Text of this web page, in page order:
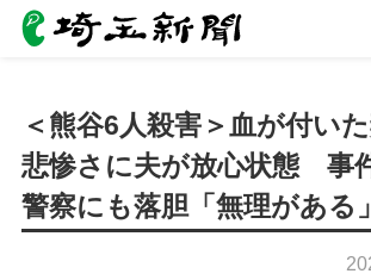
＜熊谷6人殺害＞血が付い
悲惨さに夫が放心状態 事
警察にも落胆「無理がある」